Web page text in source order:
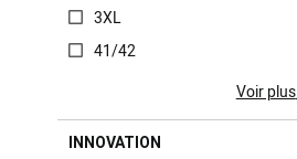
3XL
41/42
Voir plus
INNOVATION